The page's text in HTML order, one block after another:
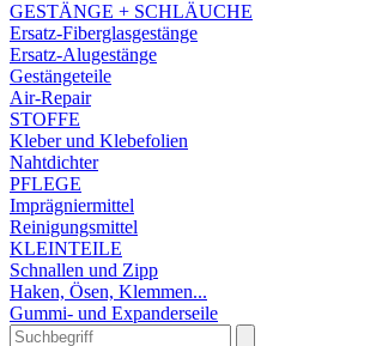
GESTÄNGE + SCHLÄUCHE
Ersatz-Fiberglasgestänge
Ersatz-Alugestänge
Gestängeteile
Air-Repair
STOFFE
Kleber und Klebefolien
Nahtdichter
PFLEGE
Imprägniermittel
Reinigungsmittel
KLEINTEILE
Schnallen und Zipp
Haken, Ösen, Klemmen...
Gummi- und Expanderseile